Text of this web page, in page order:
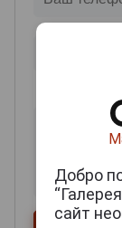
Добро
сайт